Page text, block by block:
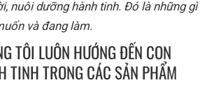
nuôi dưỡng hành tinh. Đó là những gì
và đang làm.
TÔI LUÔN HƯỚNG ĐẾN CON
TINH TRONG CÁC SẢN PHẨM